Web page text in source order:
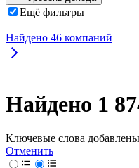
Ещё фильтры
Найдено 46 компаний
Найдено 1
Ключевые слова
Отменить